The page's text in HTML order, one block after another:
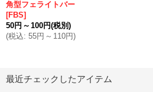
角型フェライトバー
[FBS]
50円 ～ 100円(税別)
(税込: 55円 ～ 110円)
最近チェックしたアイテム